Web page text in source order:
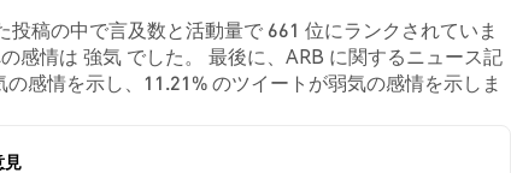
稿の中で言及数と活動量で 661 位にランクされていま
感情は 強気 でした。 最後に、ARB に関するニュース記
感情を示し、11.21% のツイートが弱気の感情を示しま
見